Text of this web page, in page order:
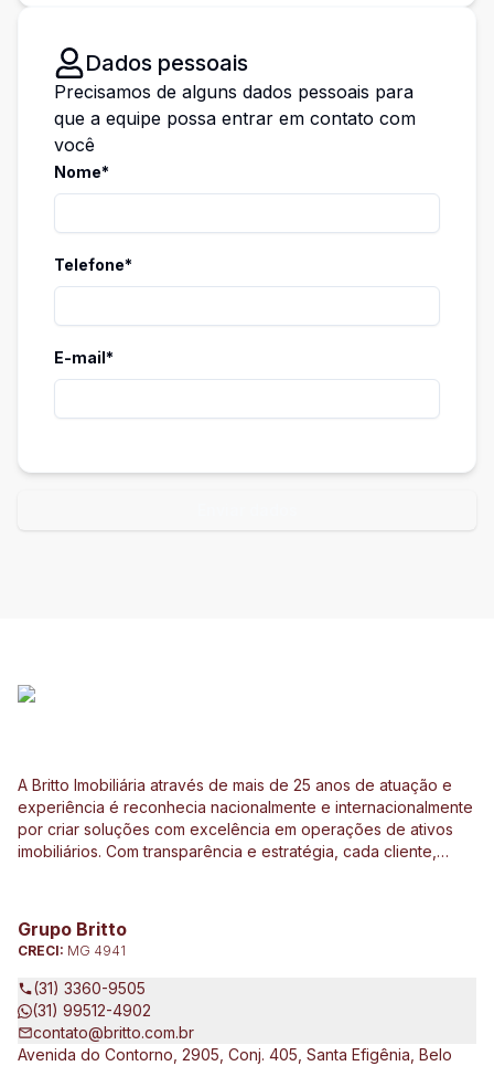
Dados pessoais
Precisamos de alguns dados pessoais para
que a equipe possa entrar em contato com
você
Nome*
Telefone*
E-mail*
A Britto Imobiliária através de mais de 25 anos de atuação e
experiência é reconhecia nacionalmente e internacionalmente
por criar soluções com excelência em operações de ativos
imobiliários. Com transparência e estratégia, cada cliente,
investimentos ligados ao mercado imobiliário, construção civil,
incorporação de empreendimentos, avaliações e perícias de
imóveis urbanos e rurais. Atuamos no Brasil e no exterior, junto
a clientes exigentes e de vários tipos e porte, que pretendem
expandir seus negócios.
Grupo Britto
CRECI: MG 4941
(31) 3360-9505
(31) 99512-4902
contato@britto.com.br
Avenida do Contorno, 2905, Conj. 405, Santa Efigênia, Belo